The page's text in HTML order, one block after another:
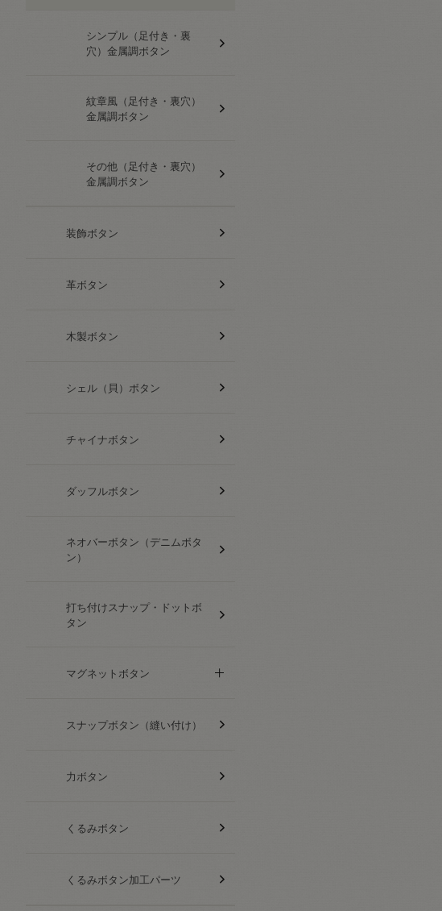
シンプル（足付き・裏
穴）金属調ボタン
紋章風（足付き・裏穴）
金属調ボタン
その他（足付き・裏穴）
金属調ボタン
装飾ボタン
革ボタン
木製ボタン
シェル（貝）ボタン
チャイナボタン
ダッフルボタン
ネオバーボタン（デニムボタ
ン）
打ち付けスナップ・ドットボ
タン
マグネットボタン
スナップボタン（縫い付け）
力ボタン
くるみボタン
くるみボタン加工パーツ